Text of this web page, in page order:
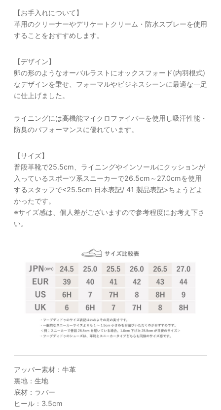
【お手入れについて】
革用のクリーナーやデリケートクリーム・防水スプレーを使用
することをおすすめします。
【デザイン】
卵の形のようなオーバルラストにオックスフォード(内羽根式)
なデザインを乗せ、フォーマルやビジネスシーンに最適な一足
に仕上げました。
ライニングには高機能マイクロファイバーを使用し吸汗性能・
防臭のパフォーマンスに優れています。
【サイズ】
普段革靴で25.5cm、ライニングやインソールにクッションが
入っているスポーツ系スニーカーで26.5cm～27.0cmを使用
するスタッフで<25.5cm 日本表記/ 41 製品表記>ちょうどよ
かったです。
※サイズ感は、個人差がございますので参考程度にお考え下さ
い。
アッパー素材：牛革
裏地：生地
底材：ラバー
ヒール：3.5cm